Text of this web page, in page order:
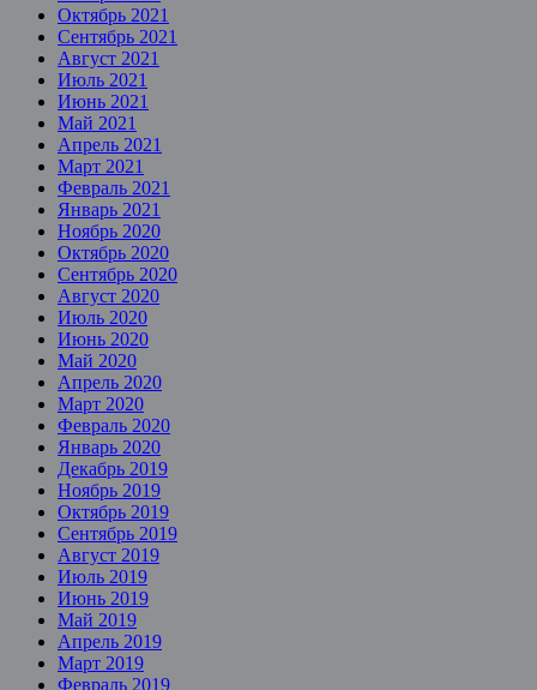
Октябрь 2021
Сентябрь 2021
Август 2021
Июль 2021
Июнь 2021
Май 2021
Апрель 2021
Март 2021
Февраль 2021
Январь 2021
Ноябрь 2020
Октябрь 2020
Сентябрь 2020
Август 2020
Июль 2020
Июнь 2020
Май 2020
Апрель 2020
Март 2020
Февраль 2020
Январь 2020
Декабрь 2019
Ноябрь 2019
Октябрь 2019
Сентябрь 2019
Август 2019
Июль 2019
Июнь 2019
Май 2019
Апрель 2019
Март 2019
Февраль 2019